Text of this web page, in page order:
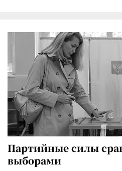
Партийные силы
выборами